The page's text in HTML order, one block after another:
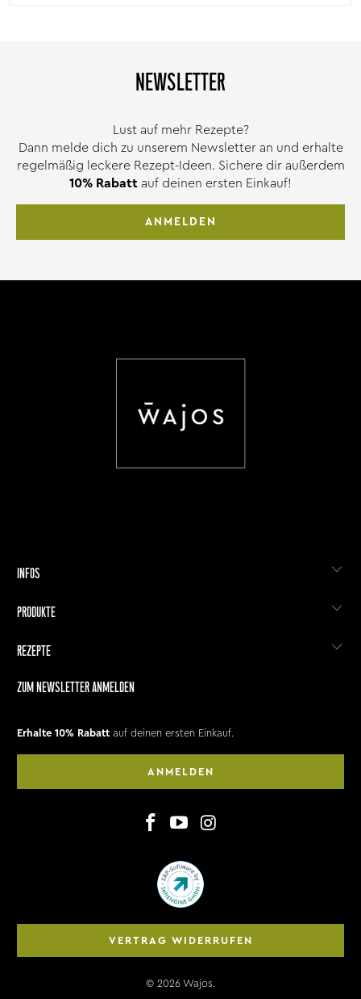
NEWSLETTER
Lust auf mehr Rezepte?
Dann melde dich zu unserem Newsletter an und erhalte
regelmäßig leckere Rezept-Ideen. Sichere dir außerdem
10% Rabatt auf deinen ersten Einkauf!
ANMELDEN
INFOS
PRODUKTE
REZEPTE
ZUM NEWSLETTER ANMELDEN
Erhalte 10% Rabatt auf deinen ersten Einkauf.
ANMELDEN
VERTRAG WIDERRUFEN
© 2026 Wajos